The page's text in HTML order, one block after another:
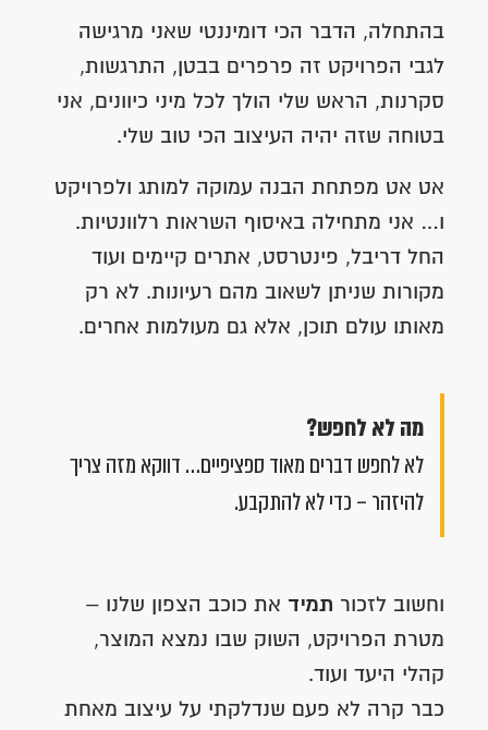
בהתחלה, הדבר הכי דומיננטי שאני מרגישה
לגבי הפרויקט זה פרפרים בבטן, התרגשות,
סקרנות, הראש שלי הולך לכל מיני כיוונים, אני
בטוחה שזה יהיה העיצוב הכי טוב שלי.
אט אט מפתחת הבנה עמוקה למותג ולפרויקט
ו… אני מתחילה באיסוף השראות רלוונטיות.
החל דריבל, פינטרסט, אתרים קיימים ועוד
מקורות שניתן לשאוב מהם רעיונות. לא רק
מאותו עולם תוכן, אלא גם מעולמות אחרים.
מה לא לחפש?
לא לחפש דברים מאוד ספציפיים… דווקא מזה צריך
להיזהר – כדי לא להתקבע.
וחשוב לזכור תמיד את כוכב הצפון שלנו –
מטרת הפרויקט, השוק שבו נמצא המוצר,
קהלי היעד ועוד.
כבר קרה לא פעם שנדלקתי על עיצוב מאחת